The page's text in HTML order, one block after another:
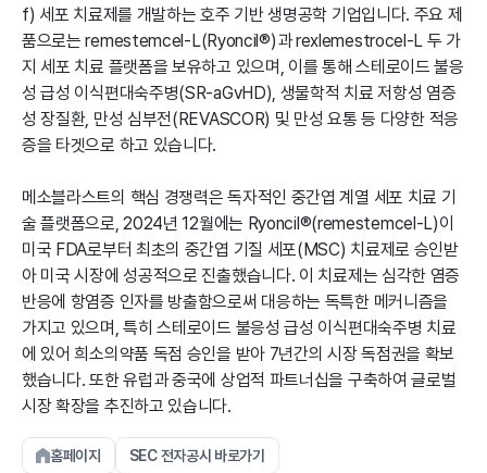
f) 세포 치료제를 개발하는 호주 기반 생명공학 기업입니다. 주요 제
품으로는 remestemcel-L(Ryoncil®)과 rexlemestrocel-L 두 가
지 세포 치료 플랫폼을 보유하고 있으며, 이를 통해 스테로이드 불응
성 급성 이식편대숙주병(SR-aGvHD), 생물학적 치료 저항성 염증
성 장질환, 만성 심부전(REVASCOR) 및 만성 요통 등 다양한 적응
증을 타겟으로 하고 있습니다.
메소블라스트의 핵심 경쟁력은 독자적인 중간엽 계열 세포 치료 기
술 플랫폼으로, 2024년 12월에는 Ryoncil®(remestemcel-L)이
미국 FDA로부터 최초의 중간엽 기질 세포(MSC) 치료제로 승인받
아 미국 시장에 성공적으로 진출했습니다. 이 치료제는 심각한 염증
반응에 항염증 인자를 방출함으로써 대응하는 독특한 메커니즘을
가지고 있으며, 특히 스테로이드 불응성 급성 이식편대숙주병 치료
에 있어 희소의약품 독점 승인을 받아 7년간의 시장 독점권을 확보
했습니다. 또한 유럽과 중국에 상업적 파트너십을 구축하여 글로벌
시장 확장을 추진하고 있습니다.
홈페이지 SEC 전자공시 바로가기